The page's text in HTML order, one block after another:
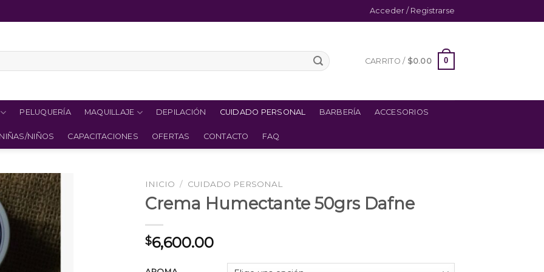
Acceder / Registrarse
CARRITO / $0.00 0
PELUQUERÍA MAQUILLAJE DEPILACIÓN CUIDADO PERSONAL BARBERÍA ACCESORIOS
NIÑAS/NIÑOS CAPACITACIONES OFERTAS CONTACTO FAQ
INICIO / CUIDADO PERSONAL
Crema Humectante 50grs Dafne
$6,600.00